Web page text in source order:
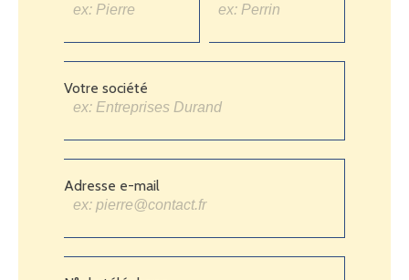
Votre société
Adresse e-mail